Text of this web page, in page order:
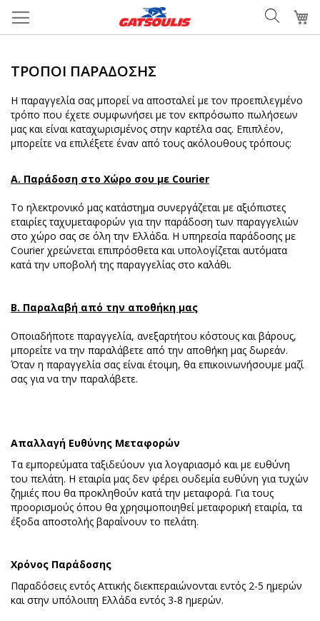
περιεχόμενο
ΤΡΌΠΟΙ ΠΑΡΆΔΟΣΗΣ
Η παραγγελία σας μπορεί να αποσταλεί με τον προεπιλεγμένο
τρόπο που έχετε συμφωνήσει με τον εκπρόσωπο πωλήσεων
μας και είναι καταχωρισμένος στην καρτέλα σας. Επιπλέον,
μπορείτε να επιλέξετε έναν από τους ακόλουθους τρόπους:
Α. Παράδοση στο Χώρο σου με Courier
Το ηλεκτρονικό μας κατάστημα συνεργάζεται με αξιόπιστες
εταιρίες ταχυμεταφορών για την παράδοση των παραγγελιών
στο χώρο σας σε όλη την Ελλάδα. Η υπηρεσία παράδοσης με
Courier χρεώνεται επιπρόσθετα και υπολογίζεται αυτόματα
κατά την υποβολή της παραγγελίας στο καλάθι.
Β. Παραλαβή από την αποθήκη μας
Οποιαδήποτε παραγγελία, ανεξαρτήτου κόστους και βάρους,
μπορείτε να την παραλάβετε από την αποθήκη μας δωρεάν.
Όταν η παραγγελία σας είναι έτοιμη, θα επικοινωνήσουμε μαζί
σας για να την παραλάβετε.
Απαλλαγή Ευθύνης Μεταφορών
Τα εμπορεύματα ταξιδεύουν για λογαριασμό και με ευθύνη
του πελάτη. Η εταιρία μας δεν φέρει ουδεμία ευθύνη για τυχών
ζημιές που θα προκληθούν κατά την μεταφορά. Για τους
προορισμούς όπου θα χρησιμοποιηθεί μεταφορική εταιρία, τα
έξοδα αποστολής βαραίνουν το πελάτη.
Χρόνος Παράδοσης
Παραδόσεις εντός Αττικής διεκπεραιώνονται εντός 2-5 ημερών
και στην υπόλοιπη Ελλάδα εντός 3-8 ημερών.